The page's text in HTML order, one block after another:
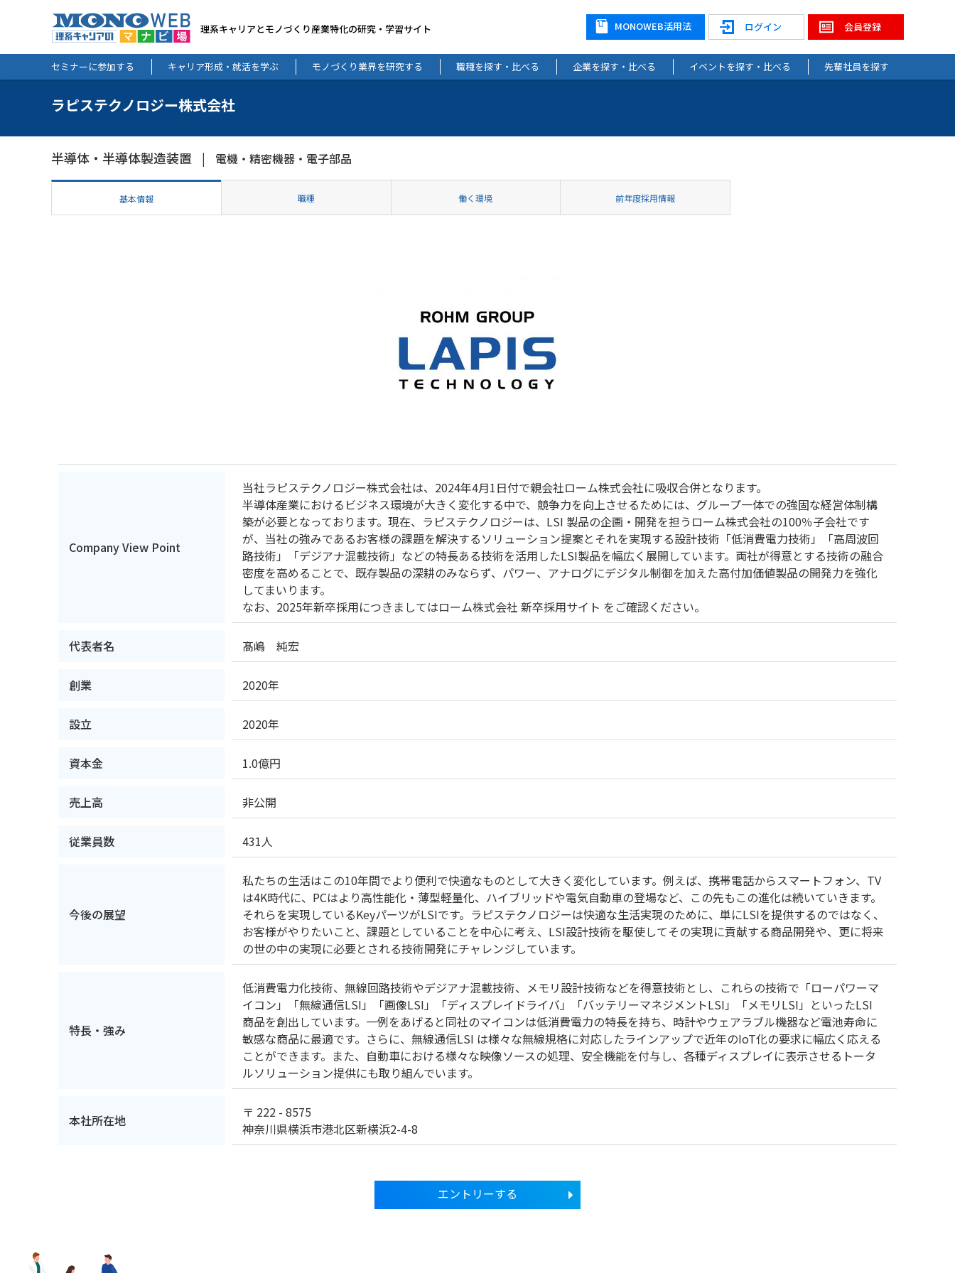
理系キャリアとモノづくり産業特化の研究・学習サイト 会員登録
ログイン
MONOWEB活用法
セミナーに参加する キャリア形成・就活を学ぶ モノづくり業界を研究する 職種を探す・比べる 企業を探す・比べる イベントを探す・比べる 先輩社員を探す
ラピステクノロジー株式会社
半導体・半導体製造装置 電機・精密機器・電子部品
基本情報 職種 働く環境 前年度採用情報
Company View Point
当社ラピステクノロジー株式会社は、2024年4月1日付で親会社ローム株式会社に吸収合併となります。
半導体産業におけるビジネス環境が大きく変化する中で、競争力を向上させるためには、グループ一体での強固な経営体制構
築が必要となっております。現在、ラピステクノロジーは、LSI 製品の企画・開発を担うローム株式会社の100％子会社です
が、当社の強みであるお客様の課題を解決するソリューション提案とそれを実現する設計技術「低消費電力技術」「高周波回
路技術」「デジアナ混載技術」などの特長ある技術を活用したLSI製品を幅広く展開しています。両社が得意とする技術の融合
密度を高めることで、既存製品の深耕のみならず、パワー、アナログにデジタル制御を加えた高付加価値製品の開発力を強化
してまいります。
なお、2025年新卒採用につきましてはローム株式会社 新卒採用サイト をご確認ください。
代表者名 髙嶋 純宏
創業 2020年
設立 2020年
資本金 1.0億円
売上高 非公開
従業員数 431人
今後の展望
私たちの生活はこの10年間でより便利で快適なものとして大きく変化しています。例えば、携帯電話からスマートフォン、TV
は4K時代に、PCはより高性能化・薄型軽量化、ハイブリッドや電気自動車の登場など、この先もこの進化は続いていきます。
それらを実現しているKeyパーツがLSIです。ラピステクノロジーは快適な生活実現のために、単にLSIを提供するのではなく、
お客様がやりたいこと、課題としていることを中心に考え、LSI設計技術を駆使してその実現に貢献する商品開発や、更に将来
の世の中の実現に必要とされる技術開発にチャレンジしています。
特長・強み
低消費電力化技術、無線回路技術やデジアナ混載技術、メモリ設計技術などを得意技術とし、これらの技術で「ローパワーマ
イコン」「無線通信LSI」「画像LSI」「ディスプレイドライバ」「バッテリーマネジメントLSI」「メモリLSI」といったLSI
商品を創出しています。一例をあげると同社のマイコンは低消費電力の特長を持ち、時計やウェアラブル機器など電池寿命に
敏感な商品に最適です。さらに、無線通信LSI は様々な無線規格に対応したラインアップで近年のIoT化の要求に幅広く応える
ことができます。また、自動車における様々な映像ソースの処理、安全機能を付与し、各種ディスプレイに表示させるトータ
ルソリューション提供にも取り組んでいます。
本社所在地
〒 222 - 8575
神奈川県横浜市港北区新横浜2-4-8
エントリーする